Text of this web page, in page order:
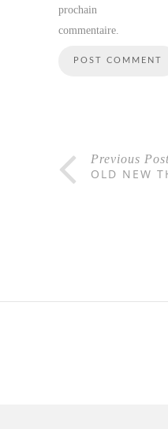
prochain
commentaire.
Previous
OLD NEW